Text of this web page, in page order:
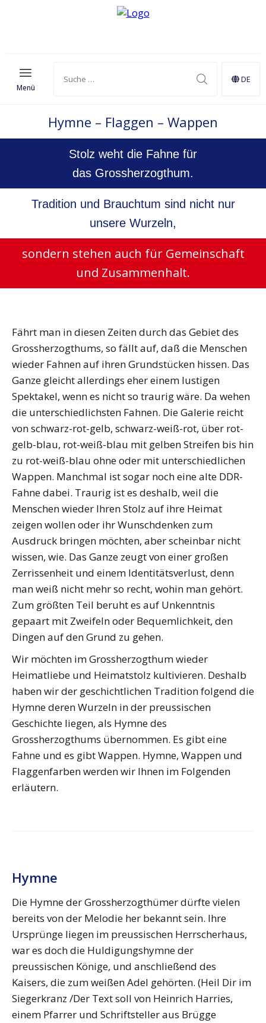
Menü
DE
Hymne – Flaggen – Wappen
Stolz weht die Fahne für
das Grossherzogthum.
Tradition und Brauchtum sind nicht nur
unsere Wurzeln,
sondern stehen auch für Gemeinschaft
und Zusammenhalt.
Fährt man in diesen Zeiten durch das Gebiet des
Grossherzogthums, so fällt auf, daß die Menschen
wieder Fahnen auf ihren Grundstücken hissen. Das
Ganze gleicht allerdings eher einem lustigen
Spektakel, wenn es nicht so traurig wäre. Da wehen
die unterschiedlichsten Fahnen. Die Galerie reicht
von schwarz-rot-gelb, schwarz-weiß-rot, über rot-
gelb-blau, rot-weiß-blau mit gelben Streifen bis hin
zu rot-weiß-blau ohne oder mit unterschiedlichen
Wappen. Manchmal ist sogar noch eine alte DDR-
Fahne dabei. Traurig ist es deshalb, weil die
Menschen wieder Ihren Stolz auf ihre Heimat
zeigen wollen oder ihr Wunschdenken zum
Ausdruck bringen möchten, aber scheinbar nicht
wissen, wie. Das Ganze zeugt von einer großen
Zerrissenheit und einem Identitätsverlust, denn
man weiß nicht mehr so recht, wohin man gehört.
Zum größten Teil beruht es auf Unkenntnis
gepaart mit Zweifeln oder Bequemlichkeit, den
Dingen auf den Grund zu gehen.
Wir möchten im Grossherzogthum wieder
Heimatliebe und Heimatstolz kultivieren. Deshalb
haben wir der geschichtlichen Tradition folgend die
Hymne deren Wurzeln in der preussischen
Geschichte liegen, als Hymne des
Grossherzogthums übernommen. Es gibt eine
Fahne und es gibt Wappen. Hymne, Wappen und
Flaggenfarben werden wir Ihnen im Folgenden
erläutern.
Hymne
Die Hymne der Grossherzogthümer dürfte vielen
bereits von der Melodie her bekannt sein. Ihre
Ursprünge liegen im preussischen Herrscherhaus,
war es doch die Huldigungshymne der
preussischen Könige, und anschließend des
Kaisers, die zum weißen Adel gehörten. (Heil Dir im
Siegerkranz /Der Text soll von Heinrich Harries,
einem Pfarrer und Schriftsteller aus Brügge